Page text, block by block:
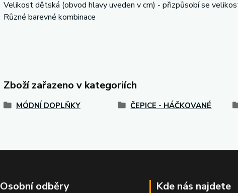
Velikost dětská (obvod hlavy uveden v cm) - přizpůsobí se
Různé barevné kombinace
Zboží zařazeno v kategoriích
MÓDNÍ DOPLŇKY ČEPICE - HÁČKOVANÉ
Osobní odběry Kde nás najdete